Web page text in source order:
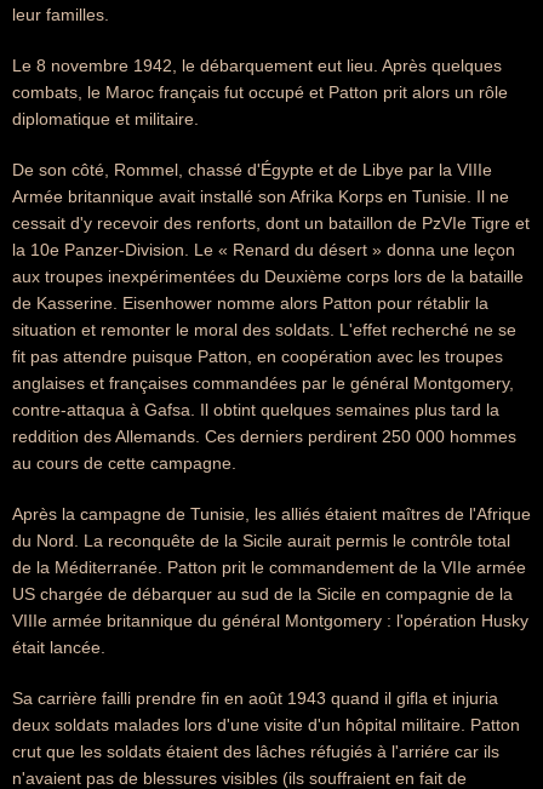
leur familles.
Le 8 novembre 1942, le débarquement eut lieu. Après quelques
combats, le Maroc français fut occupé et Patton prit alors un rôle
diplomatique et militaire.
De son côté, Rommel, chassé d'Égypte et de Libye par la VIIIe
Armée britannique avait installé son Afrika Korps en Tunisie. Il ne
cessait d'y recevoir des renforts, dont un bataillon de PzVIe Tigre et
la 10e Panzer-Division. Le « Renard du désert » donna une leçon
aux troupes inexpérimentées du Deuxième corps lors de la bataille
de Kasserine. Eisenhower nomme alors Patton pour rétablir la
situation et remonter le moral des soldats. L'effet recherché ne se
fit pas attendre puisque Patton, en coopération avec les troupes
anglaises et françaises commandées par le général Montgomery,
contre-attaqua à Gafsa. Il obtint quelques semaines plus tard la
reddition des Allemands. Ces derniers perdirent 250 000 hommes
au cours de cette campagne.
Après la campagne de Tunisie, les alliés étaient maîtres de l'Afrique
du Nord. La reconquête de la Sicile aurait permis le contrôle total
de la Méditerranée. Patton prit le commandement de la VIIe armée
US chargée de débarquer au sud de la Sicile en compagnie de la
VIIIe armée britannique du général Montgomery : l'opération Husky
était lancée.
Sa carrière failli prendre fin en août 1943 quand il gifla et injuria
deux soldats malades lors d'une visite d'un hôpital militaire. Patton
crut que les soldats étaient des lâches réfugiés à l'arriére car ils
n'avaient pas de blessures visibles (ils souffraient en fait de